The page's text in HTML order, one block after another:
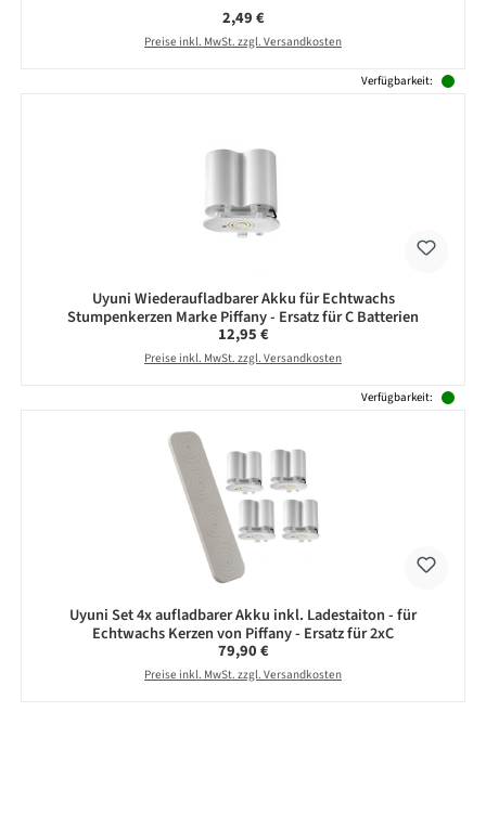
Regulärer Preis:
2,49 €
Preise inkl. MwSt. zzgl. Versandkosten
Verfügbarkeit:
Uyuni Wiederaufladbarer Akku für Echtwachs
Stumpenkerzen Marke Piffany - Ersatz für C Batterien
Regulärer Preis:
12,95 €
Preise inkl. MwSt. zzgl. Versandkosten
Verfügbarkeit:
Uyuni Set 4x aufladbarer Akku inkl. Ladestaiton - für
Echtwachs Kerzen von Piffany - Ersatz für 2xC
Regulärer Preis:
79,90 €
Preise inkl. MwSt. zzgl. Versandkosten